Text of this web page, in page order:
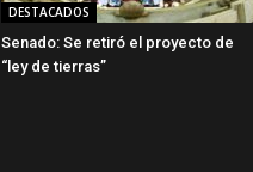
DESTACADOS
Senado: Se retiró el proyecto de
“ley de tierras”